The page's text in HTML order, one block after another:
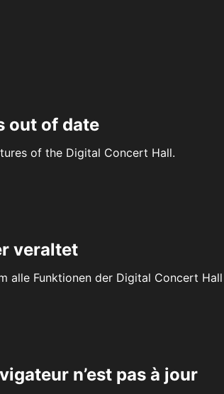
out of date
of the Digital Concert Hall.
veraltet
alle Funktionen der Digital Concert
n’est pas à jour